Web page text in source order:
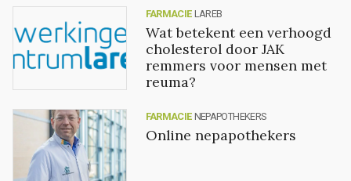
FARMACIE LAREB
Wat betekent een verhoogd
cholesterol door JAK
remmers voor mensen met
reuma?
FARMACIE NEPAPOTHEKERS
Online nepapothekers